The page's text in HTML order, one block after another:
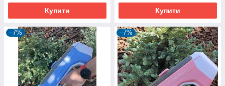
Купити Купити
–7% –7%